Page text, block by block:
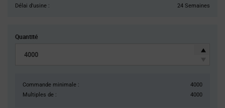
Délai d'usine :
24 Semaines
Quantité
Commande minimale :
4000
Multiples de :
4000